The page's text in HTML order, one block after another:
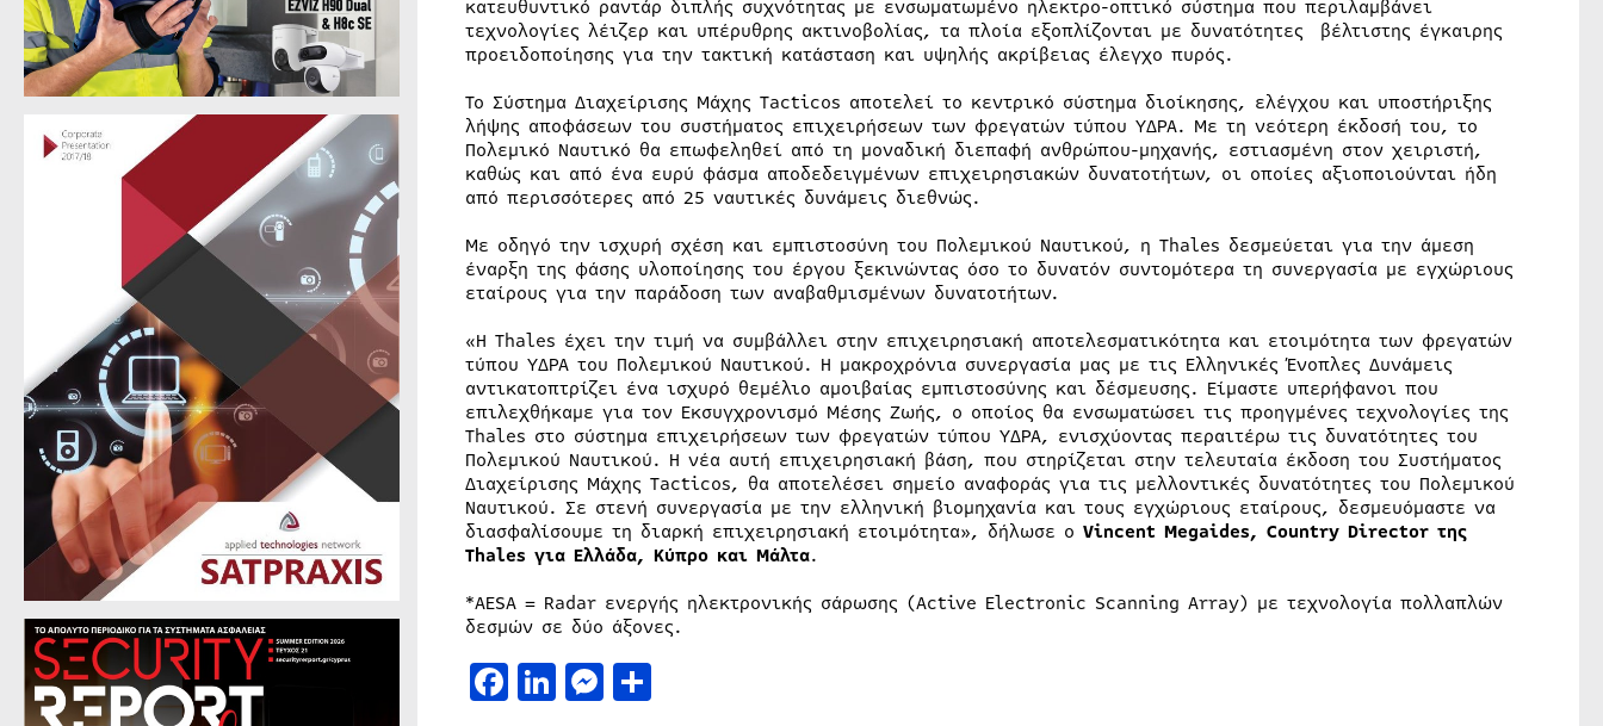
κατευθυντικό ραντάρ διπλής συχνότητας με ενσωματωμένο ηλεκτρο-οπτικό σύστημα που περιλαμβάνει
τεχνολογίες λέιζερ και υπέρυθρης ακτινοβολίας, τα πλοία εξοπλίζονται με δυνατότητες βέλτιστης έγκαιρης
προειδοποίησης για την τακτική κατάσταση και υψηλής ακρίβειας έλεγχο πυρός.
Το Σύστημα Διαχείρισης Μάχης Tacticos αποτελεί το κεντρικό σύστημα διοίκησης, ελέγχου και υποστήριξης
λήψης αποφάσεων του συστήματος επιχειρήσεων των φρεγατών τύπου ΥΔΡΑ. Με τη νεότερη έκδοσή του, το
Πολεμικό Ναυτικό θα επωφεληθεί από τη μοναδική διεπαφή ανθρώπου-μηχανής, εστιασμένη στον χειριστή,
καθώς και από ένα ευρύ φάσμα αποδεδειγμένων επιχειρησιακών δυνατοτήτων, οι οποίες αξιοποιούνται ήδη
από περισσότερες από 25 ναυτικές δυνάμεις διεθνώς.
Με οδηγό την ισχυρή σχέση και εμπιστοσύνη του Πολεμικού Ναυτικού, η Thales δεσμεύεται για την άμεση
έναρξη της φάσης υλοποίησης του έργου ξεκινώντας όσο το δυνατόν συντομότερα τη συνεργασία με εγχώριους
εταίρους για την παράδοση των αναβαθμισμένων δυνατοτήτων.
«Η Thales έχει την τιμή να συμβάλλει στην επιχειρησιακή αποτελεσματικότητα και ετοιμότητα των φρεγατών
τύπου ΥΔΡΑ του Πολεμικού Ναυτικού. Η μακροχρόνια συνεργασία μας με τις Ελληνικές Ένοπλες Δυνάμεις
αντικατοπτρίζει ένα ισχυρό θεμέλιο αμοιβαίας εμπιστοσύνης και δέσμευσης. Είμαστε υπερήφανοι που
επιλεχθήκαμε για τον Εκσυγχρονισμό Μέσης Ζωής, ο οποίος θα ενσωματώσει τις προηγμένες τεχνολογίες της
Thales στο σύστημα επιχειρήσεων των φρεγατών τύπου ΥΔΡΑ, ενισχύοντας περαιτέρω τις δυνατότητες του
Πολεμικού Ναυτικού. Η νέα αυτή επιχειρησιακή βάση, που στηρίζεται στην τελευταία έκδοση του Συστήματος
Διαχείρισης Μάχης Tacticos, θα αποτελέσει σημείο αναφοράς για τις μελλοντικές δυνατότητες του Πολεμικού
Ναυτικού. Σε στενή συνεργασία με την ελληνική βιομηχανία και τους εγχώριους εταίρους, δεσμευόμαστε να
διασφαλίσουμε τη διαρκή επιχειρησιακή ετοιμότητα», δήλωσε ο Vincent Megaides, Country Director της
Thales για Ελλάδα, Κύπρο και Μάλτα.
*AESA = Radar ενεργής ηλεκτρονικής σάρωσης (Active Electronic Scanning Array) με τεχνολογία πολλαπλών
δεσμών σε δύο άξονες.
Facebook
LinkedIn
Messenger
Μοιραστείτε